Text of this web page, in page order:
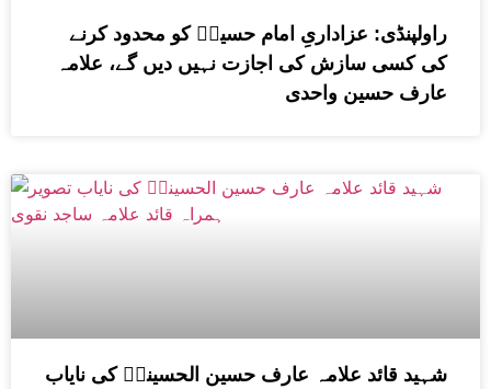
راولپنڈی: عزاداریِ امام حسینؑ کو محدود کرنے
کی کسی سازش کی اجازت نہیں دیں گے، علامہ
عارف حسین واحدی
شہید قائد علامہ عارف حسین الحسینیؒ کی نایاب